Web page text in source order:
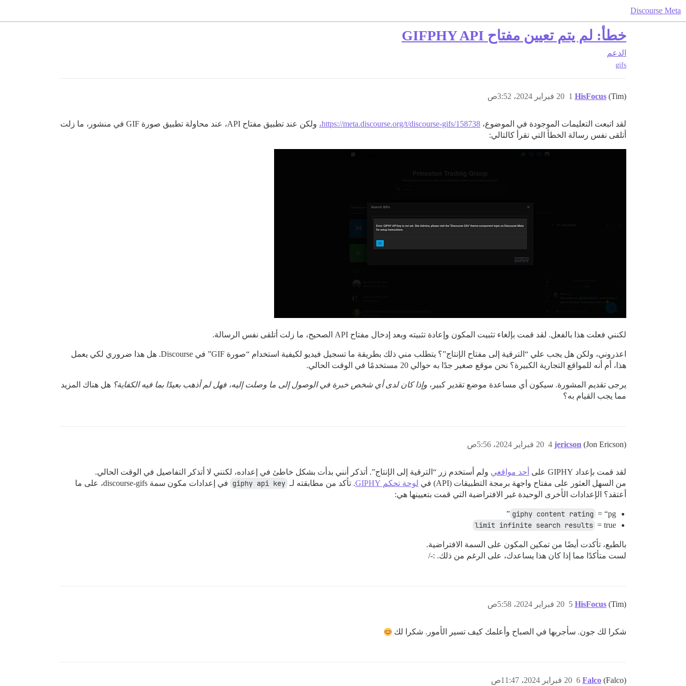
Discourse Meta
خطأ: لم يتم تعيين مفتاح GIFPHY API
الدعم
gifs
HisFocus (Tim) 20 فبراير 2024، 3:52ص 1
لقد اتبعت التعليمات الموجودة في الموضوع، https://meta.discourse.org/t/discourse-gifs/158738،
ولكن عند تطبيق مفتاح API، عند محاولة تطبيق صورة GIF في منشور، ما زلت
أتلقى نفس رسالة الخطأ التي تقرأ كالتالي:
لكنني فعلت هذا بالفعل. لقد قمت بإلغاء تثبيت المكون وإعادة تثبيته وبعد إدخال مفتاح API الصحيح، ما زلت أتلقى نفس الرسالة.
اعذروني، ولكن هل يجب علي “الترقية إلى مفتاح الإنتاج”؟ يتطلب مني ذلك بطريقة ما تسجيل فيديو لكيفية استخدام “صورة GIF” في Discourse. هل هذا ضروري لكي يعمل
هذا، أم أنه للمواقع التجارية الكبيرة؟ نحن موقع صغير جدًا به حوالي 20 مستخدمًا في الوقت الحالي.
يرجى تقديم المشورة. سيكون أي مساعدة موضع تقدير كبير، وإذا كان لدى أي شخص خبرة في الوصول إلى ما وصلت إليه، فهل لم أذهب بعيدًا بما فيه الكفاية؟ هل هناك المزيد
مما يجب القيام به؟
jericson (Jon Ericson) 20 فبراير 2024، 5:56ص 4
لقد قمت بإعداد GIPHY على أحد مواقعي ولم أستخدم زر “الترقية إلى الإنتاج”. أتذكر أنني بدأت بشكل خاطئ في إعداده، لكنني لا أتذكر التفاصيل في الوقت الحالي.
من السهل العثور على مفتاح واجهة برمجة التطبيقات (API) في
لوحة تحكم GIPHY . تأكد من مطابقته لـ giphy api key
في إعدادات مكون سمة discourse-gifs، على ما
أعتقد؟ الإعدادات الأخرى الوحيدة غير الافتراضية التي قمت بتعيينها هي:
giphy content rating = “pg”
limit infinite search results = true
بالطبع، تأكدت أيضًا من تمكين المكون على السمة الافتراضية.
لست متأكدًا مما إذا كان هذا يساعدك، على الرغم من ذلك. :-/
HisFocus (Tim) 20 فبراير 2024، 5:58ص 5
شكرا لك جون. سأجربها في الصباح وأعلمك كيف تسير الأمور. شكرا لك
Falco (Falco) 20 فبراير 2024، 11:47ص 6